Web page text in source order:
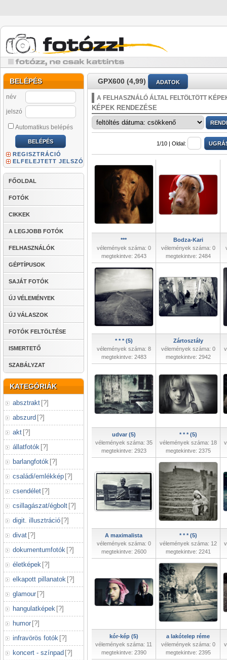
BELÉPÉS
név
jelszó
Automatikus belépés
REGISZTRÁCIÓ
ELFELEJTETT JELSZÓ
FŐOLDAL
FOTÓK
CIKKEK
A LEGJOBB FOTÓK
FELHASZNÁLÓK
GÉPTÍPUSOK
SAJÁT FOTÓK
ÚJ VÉLEMÉNYEK
ÚJ VÁLASZOK
FOTÓK FELTÖLTÉSE
ISMERTETŐ
SZABÁLYZAT
KATEGÓRIÁK
absztrakt [?]
abszurd [?]
akt [?]
állatfotók [?]
barlangfotók [?]
családi/emlékkép [?]
csendélet [?]
csillagászat/égbolt [?]
digit. illusztráció [?]
divat [?]
dokumentumfotók [?]
életképek [?]
elkapott pillanatok [?]
glamour [?]
hangulatképek [?]
humor [?]
infravörös fotók [?]
koncert - színpad [?]
GPX600 (4,99) ADATOK
A FELHASZNÁLÓ ÁLTAL FELTÖLTÖTT
KÉPEK RENDEZÉSE
1/10 | Oldal:
***
vélemények száma: 0
megtekintve: 2643
Bodza-Kari
vélemények száma: 0
megtekintve: 2484
* * * (5)
vélemények száma: 8
megtekintve: 2483
Zártosztály
vélemények száma: 0
megtekintve: 2942
udvar (5)
vélemények száma: 35
megtekintve: 2923
* * * (5)
vélemények száma: 18
megtekintve: 2375
A maximalista
vélemények száma: 0
megtekintve: 2600
* * * (5)
vélemények száma: 12
megtekintve: 2241
kór-kép (5)
vélemények száma: 11
megtekintve: 2390
a lakótelep réme
vélemények száma: 0
megtekintve: 2395